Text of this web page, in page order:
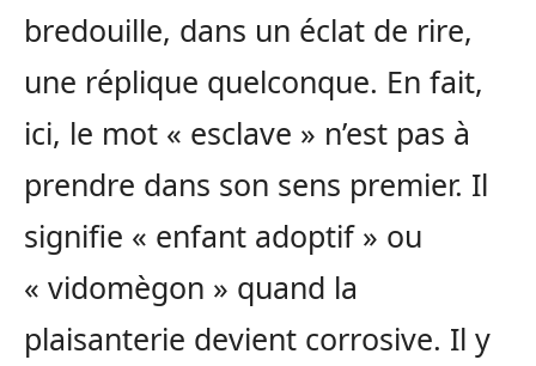
bredouille, dans un éclat de rire,
une réplique quelconque. En fait,
ici, le mot « esclave » n’est pas à
prendre dans son sens premier. Il
signifie « enfant adoptif » ou
« vidomègon » quand la
plaisanterie devient corrosive. Il y